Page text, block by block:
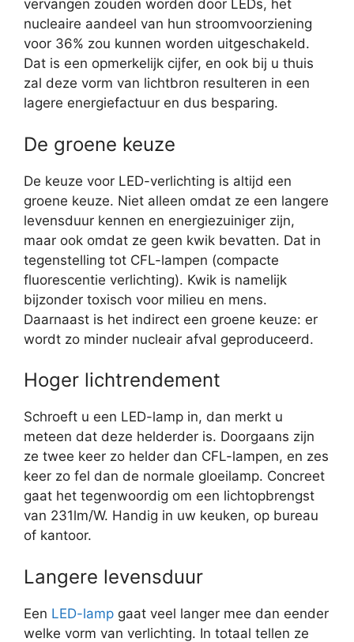
vervangen zouden worden door LEDs, het
nucleaire aandeel van hun stroomvoorziening
voor 36% zou kunnen worden uitgeschakeld.
Dat is een opmerkelijk cijfer, en ook bij u thuis
zal deze vorm van lichtbron resulteren in een
lagere energiefactuur en dus besparing.
De groene keuze
De keuze voor LED-verlichting is altijd een
groene keuze. Niet alleen omdat ze een langere
levensduur kennen en energiezuiniger zijn,
maar ook omdat ze geen kwik bevatten. Dat in
tegenstelling tot CFL-lampen (compacte
fluorescentie verlichting). Kwik is namelijk
bijzonder toxisch voor milieu en mens.
Daarnaast is het indirect een groene keuze: er
wordt zo minder nucleair afval geproduceerd.
Hoger lichtrendement
Schroeft u een LED-lamp in, dan merkt u
meteen dat deze helderder is. Doorgaans zijn
ze twee keer zo helder dan CFL-lampen, en zes
keer zo fel dan de normale gloeilamp. Concreet
gaat het tegenwoordig om een lichtopbrengst
van 231lm/W. Handig in uw keuken, op bureau
of kantoor.
Langere levensduur
Een LED-lamp gaat veel langer mee dan eender
welke vorm van verlichting. In totaal tellen ze